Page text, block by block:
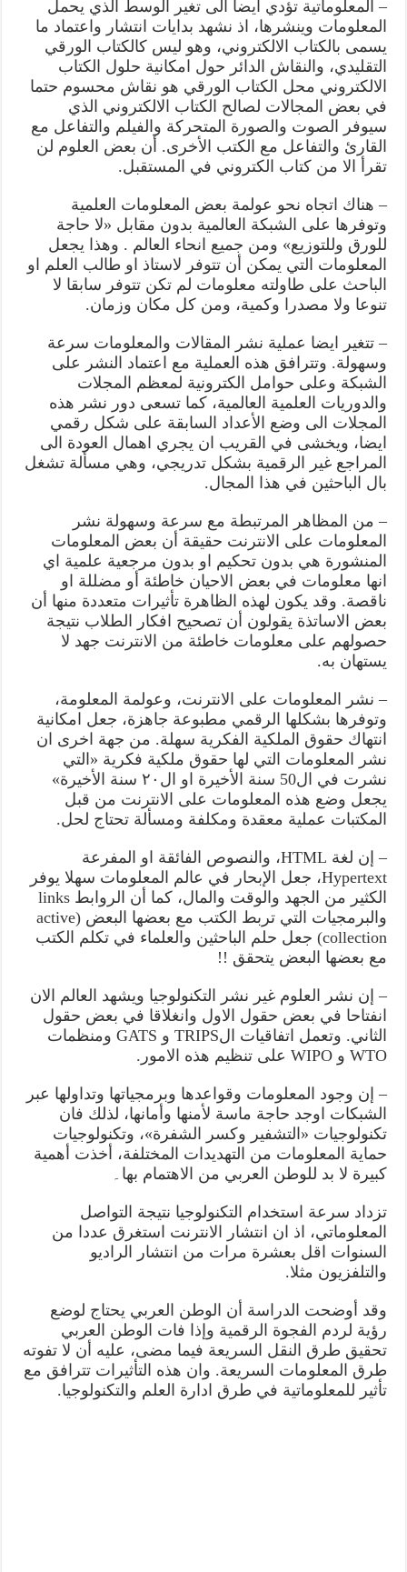
– المعلوماتية تؤدي ايضا الى تغير الوسط الذي يحمل
المعلومات وينشرها، اذ نشهد بدايات انتشار واعتماد ما
يسمى بالكتاب الالكتروني، وهو ليس كالكتاب الورقي
التقليدي، والنقاش الدائر حول امكانية حلول الكتاب
الالكتروني محل الكتاب الورقي هو نقاش محسوم حتما
في بعض المجالات لصالح الكتاب الالكتروني الذي
سيوفر الصوت والصورة المتحركة والفيلم والتفاعل مع
القارئ والتفاعل مع الكتب الأخرى. أن بعض العلوم لن
تقرأ الا من كتاب الكتروني في المستقبل.
– هناك اتجاه نحو عولمة بعض المعلومات العلمية
وتوفرها على الشبكة العالمية بدون مقابل «لا حاجة
للورق وللتوزيع» ومن جميع انحاء العالم . وهذا يجعل
المعلومات التي يمكن أن تتوفر لاستاذ او طالب العلم او
الباحث على طاولته معلومات لم تكن تتوفر سابقا لا
تنوعا ولا مصدرا وكمية، ومن كل مكان وزمان.
– تتغير ايضا عملية نشر المقالات والمعلومات سرعة
وسهولة. وتترافق هذه العملية مع اعتماد النشر على
الشبكة وعلى حوامل الكترونية لمعظم المجلات
والدوريات العلمية العالمية، كما تسعى دور نشر هذه
المجلات الى وضع الأعداد السابقة على شكل رقمي
ايضا، ويخشى في القريب ان يجري اهمال العودة الى
المراجع غير الرقمية بشكل تدريجي، وهي مسألة تشغل
بال الباحثين في هذا المجال.
– من المظاهر المرتبطة مع سرعة وسهولة نشر
المعلومات على الانترنت حقيقة أن بعض المعلومات
المنشورة هي بدون تحكيم او بدون مرجعية علمية اي
انها معلومات في بعض الاحيان خاطئة أو مضللة او
ناقصة. وقد يكون لهذه الظاهرة تأثيرات متعددة منها أن
بعض الاساتذة يقولون أن تصحيح افكار الطلاب نتيجة
حصولهم على معلومات خاطئة من الانترنت جهد لا
يستهان به.
– نشر المعلومات على الانترنت، وعولمة المعلومة،
وتوفرها بشكلها الرقمي مطبوعة جاهزة، جعل امكانية
انتهاك حقوق الملكية الفكرية سهلة. من جهة اخرى ان
نشر المعلومات التي لها حقوق ملكية فكرية «التي
نشرت في ال50 سنة الأخيرة او ال۲۰ سنة الأخيرة»
يجعل وضع هذه المعلومات على الانترنت من قبل
المكتبات عملية معقدة ومكلفة ومسألة تحتاج لحل.
– إن لغة HTML، والنصوص الفائقة او المفرعة
Hypertext، جعل الإبحار في عالم المعلومات سهلا يوفر
الكثير من الجهد والوقت والمال، كما أن الروابط links
والبرمجيات التي تربط الكتب مع بعضها البعض (active
collection) جعل حلم الباحثين والعلماء في تكلم الكتب
مع بعضها البعض يتحقق !!
– إن نشر العلوم غير نشر التكنولوجيا ويشهد العالم الان
انفتاحا في بعض حقول الاول وانغلاقا في بعض حقول
الثاني. وتعمل اتفاقيات الTRIPS و GATS ومنظمات
WTO و WIPO على تنظيم هذه الامور.
– إن وجود المعلومات وقواعدها وبرمجياتها وتداولها عبر
الشبكات اوجد حاجة ماسة لأمنها وأمانها، لذلك فان
تكنولوجيات «التشفير وكسر الشفرة»، وتكنولوجيات
حماية المعلومات من التهديدات المختلفة، أخذت أهمية
كبيرة لا بد للوطن العربي من الاهتمام بها۔
تزداد سرعة استخدام التكنولوجيا نتيجة التواصل
المعلوماتي، اذ ان انتشار الانترنت استغرق عددا من
السنوات اقل بعشرة مرات من انتشار الراديو
والتلفزيون مثلا.
وقد أوضحت الدراسة أن الوطن العربي يحتاج لوضع
رؤية لردم الفجوة الرقمية وإذا فات الوطن العربي
تحقيق طرق النقل السريعة فيما مضى، عليه أن لا تفوته
طرق المعلومات السريعة. وان هذه التأثيرات تترافق مع
تأثير للمعلوماتية في طرق ادارة العلم والتكنولوجيا.